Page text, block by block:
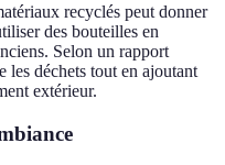
recyclés peut donner
des bouteilles en
Selon un rapport
les déchets tout en ajoutant
extérieur.